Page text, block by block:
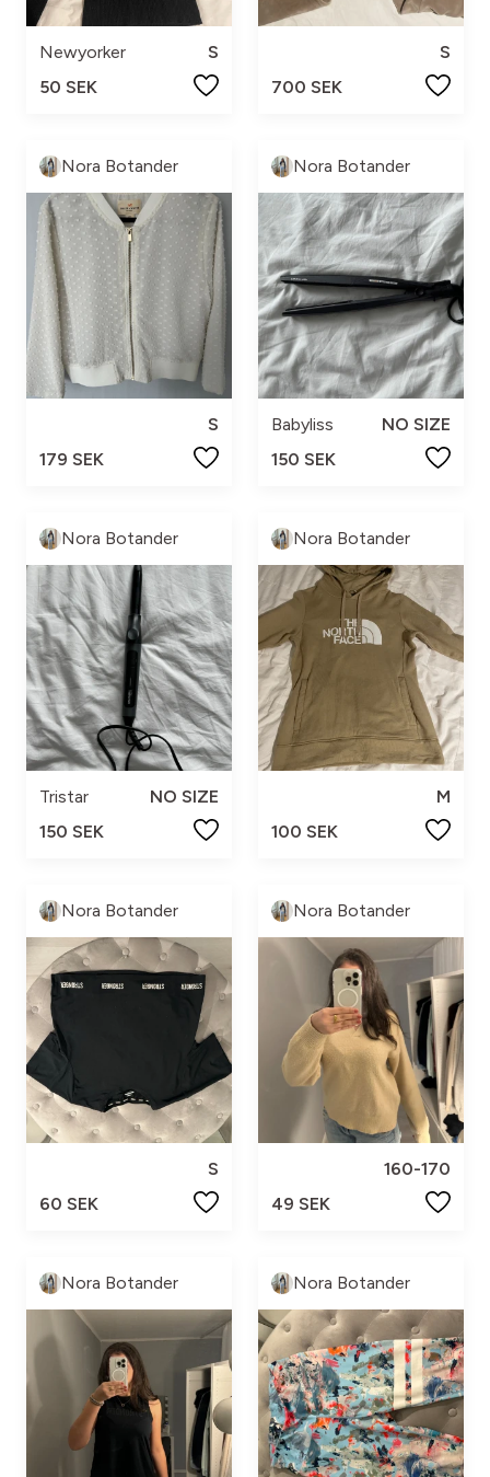
Newyorker
S
50 SEK
S
700 SEK
Nora Botander
S
179 SEK
Nora Botander
Babyliss
NO SIZE
150 SEK
Nora Botander
Tristar
NO SIZE
150 SEK
Nora Botander
M
100 SEK
Nora Botander
S
60 SEK
Nora Botander
160-170
49 SEK
Nora Botander Nora Botander